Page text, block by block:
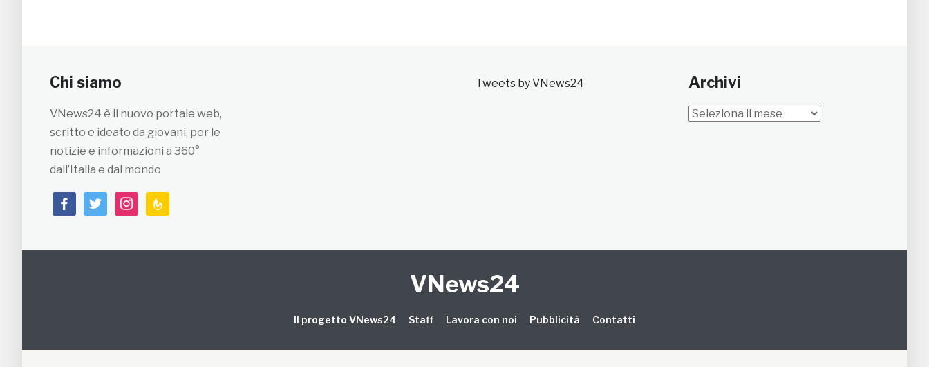
Chi siamo
VNews24 è il nuovo portale web,
scritto e ideato da giovani, per le
notizie e informazioni a 360°
dall’Italia e dal mondo
facebooktwitterinstagramfeedburner
Tweets by VNews24 Archivi
Archivi
VNews24
Il progetto VNews24 Staff Lavora con noi Pubblicità Contatti